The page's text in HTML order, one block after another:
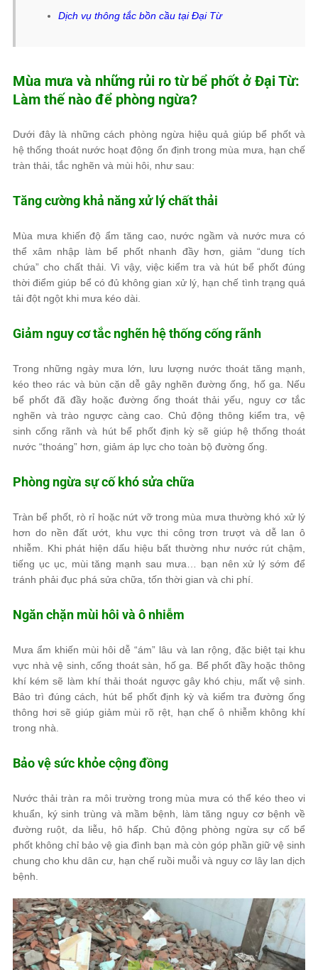
Dịch vụ thông tắc bồn cầu tại Đại Từ
Mùa mưa và những rủi ro từ bể phốt ở Đại Từ:
Làm thế nào để phòng ngừa?
Dưới đây là những cách phòng ngừa hiệu quả giúp bể phốt và
hệ thống thoát nước hoạt động ổn định trong mùa mưa, hạn chế
tràn thải, tắc nghẽn và mùi hôi, như sau:
Tăng cường khả năng xử lý chất thải
Mùa mưa khiến độ ẩm tăng cao, nước ngầm và nước mưa có
thể xâm nhập làm bể phốt nhanh đầy hơn, giảm “dung tích
chứa” cho chất thải. Vì vậy, việc kiểm tra và hút bể phốt đúng
thời điểm giúp bể có đủ không gian xử lý, hạn chế tình trạng quá
tải đột ngột khi mưa kéo dài.
Giảm nguy cơ tắc nghẽn hệ thống cống rãnh
Trong những ngày mưa lớn, lưu lượng nước thoát tăng mạnh,
kéo theo rác và bùn cặn dễ gây nghẽn đường ống, hố ga. Nếu
bể phốt đã đầy hoặc đường ống thoát thải yếu, nguy cơ tắc
nghẽn và trào ngược càng cao. Chủ động thông kiểm tra, vệ
sinh cống rãnh và hút bể phốt định kỳ sẽ giúp hệ thống thoát
nước “thoáng” hơn, giảm áp lực cho toàn bộ đường ống.
Phòng ngừa sự cố khó sửa chữa
Tràn bể phốt, rò rỉ hoặc nứt vỡ trong mùa mưa thường khó xử lý
hơn do nền đất ướt, khu vực thi công trơn trượt và dễ lan ô
nhiễm. Khi phát hiện dấu hiệu bất thường như nước rút chậm,
tiếng ục ục, mùi tăng mạnh sau mưa… bạn nên xử lý sớm để
tránh phải đục phá sửa chữa, tốn thời gian và chi phí.
Ngăn chặn mùi hôi và ô nhiễm
Mưa ẩm khiến mùi hôi dễ “ám” lâu và lan rộng, đặc biệt tại khu
vực nhà vệ sinh, cống thoát sàn, hố ga. Bể phốt đầy hoặc thông
khí kém sẽ làm khí thải thoát ngược gây khó chịu, mất vệ sinh.
Bảo trì đúng cách, hút bể phốt định kỳ và kiểm tra đường ống
thông hơi sẽ giúp giảm mùi rõ rệt, hạn chế ô nhiễm không khí
trong nhà.
Bảo vệ sức khỏe cộng đồng
Nước thải tràn ra môi trường trong mùa mưa có thể kéo theo vi
khuẩn, ký sinh trùng và mầm bệnh, làm tăng nguy cơ bệnh về
đường ruột, da liễu, hô hấp. Chủ động phòng ngừa sự cố bể
phốt không chỉ bảo vệ gia đình bạn mà còn góp phần giữ vệ sinh
chung cho khu dân cư, hạn chế ruồi muỗi và nguy cơ lây lan dịch
bệnh.